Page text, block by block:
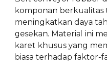
komponan berkualitas
meningkatkan daya
gesekan. Material ini
karet khusus yang
biasa terhadap faktor-